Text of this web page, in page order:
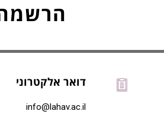
דואר אלקטרוני
info@lahav.ac.il